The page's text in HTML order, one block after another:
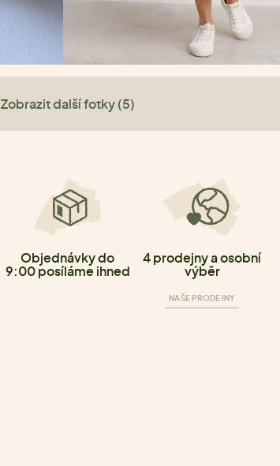
Zobrazit další fotky (5)
Objednávky do
9:00 posíláme ihned
4 prodejny a osobní
výběr
NAŠE PRODEJNY